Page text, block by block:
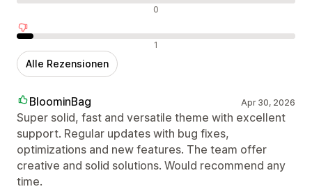
Neutrale Bewertungen 0
Negative Bewertungen 1
Alle Rezensionen
BloominBag Apr 30, 2026
Super solid, fast and versatile theme with excellent
support. Regular updates with bug fixes,
optimizations and new features. The team offer
creative and solid solutions. Would recommend any
time.